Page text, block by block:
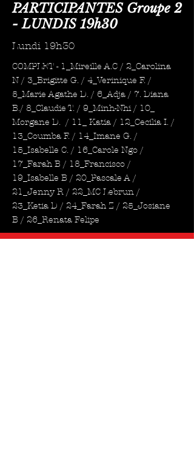
PARTICIPANTES Groupe 2
- LUNDIS 19h30
Lundi 19h30
COMPLET - 1_Mireille A.C / 2_Carolina
N / 3_Brigitte G. / 4_Verinique F. /
5_Marie Agathe D. / 6_Adja / 7. Diana
B./ 8_Claudie T. / 9_Minh-Nhi / 10_
Morgane D. / 11_ Katia / 12_Cecilia I. /
13_Coumba F. / 14_Imane G. /
15_Isabelle C. / 16_Carole Ngo /
17_Farah B / 18_Francisco /
19_Isabelle B / 20_Pascale A /
21_Jenny R / 22_MC Lebrun /
23_Ketia D / 24_Farah Z / 25_Josiane
B / 26_Renata Felipe